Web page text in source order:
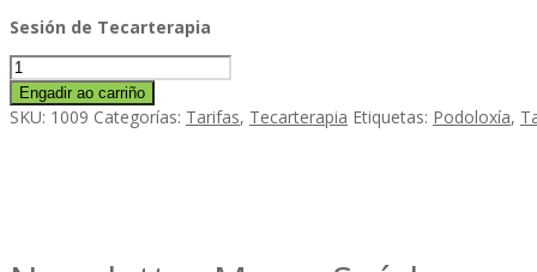
Sesión de Tecarterapia
Sesión
de
Tecarterapia
Engadir ao carriño
SKU: 1009 Categorías: Tarifas, Tecarterapia Etiquetas: Podoloxía,